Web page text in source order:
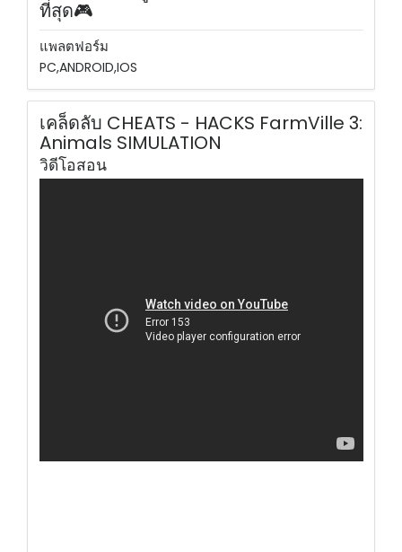
ที่สุด🎮
แพลตฟอร์ม
PC,ANDROID,IOS
เคล็ดลับ CHEATS - HACKS FarmVille 3:
Animals SIMULATION
วิดีโอสอน